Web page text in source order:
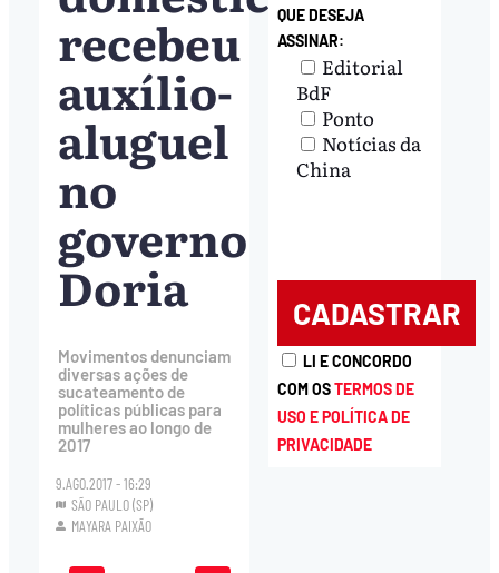
recebeu
auxílio-
aluguel
no
governo
Doria
Movimentos denunciam
diversas ações de
sucateamento de
políticas públicas para
mulheres ao longo de
2017
9.AGO.2017 - 16:29
SÃO PAULO (SP)
MAYARA PAIXÃO
QUE DESEJA
ASSINAR:
Editorial
BdF
Ponto
Notícias da
China
LI E CONCORDO
COM OSTERMOS DE
USO E POLÍTICA DE
PRIVACIDADE